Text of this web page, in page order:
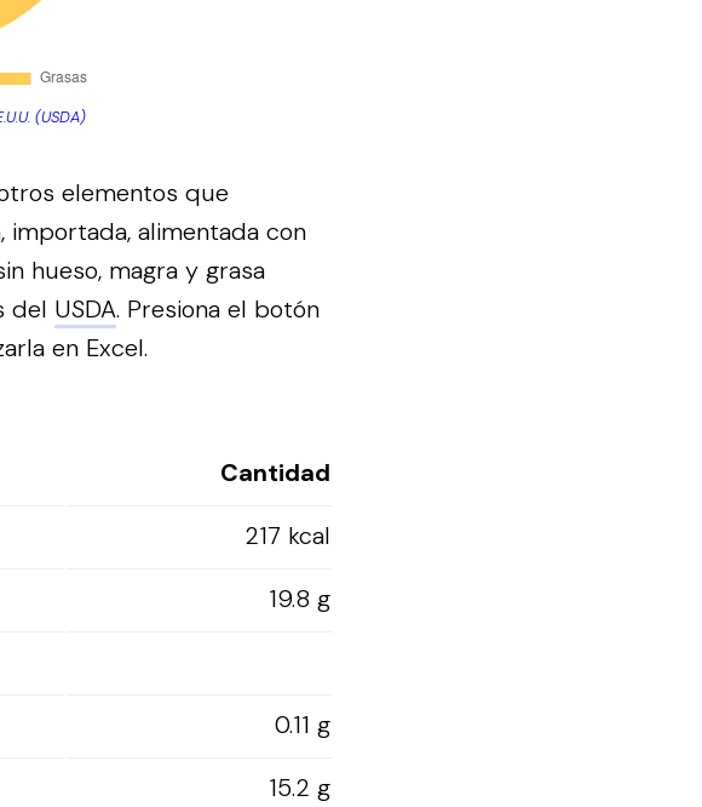
(USDA)
elementos que
importada, alimentada con
hueso, magra y grasa
del USDA. Presiona el botón
en Excel.
Cantidad
217 kcal
19.8 g
0.11 g
15.2 g